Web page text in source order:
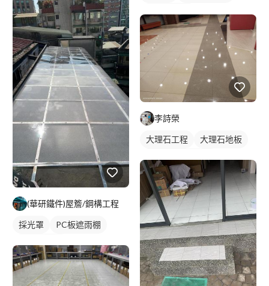
(華研鐵件)屋簷/鋼構工程
採光罩
PC板遮雨棚
李詩榮
大理石工程
大理石地板
石材地板